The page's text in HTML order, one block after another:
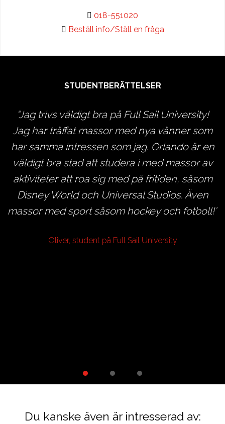
018-551020
Beställ info/Ställ en fråga
STUDENTBERÄTTELSER
Jag trivs väldigt bra på Full Sail University!
Jag har träffat massor med nya vänner som
har samma intressen som jag. Orlando är en
väldigt bra stad att studera i med massor av
aktiviteter att roa sig med på fritiden, såsom
Disney World och Universal Studios. Även
massor med sport såsom hockey och fotboll!
Oliver, student på Full Sail University
Du kanske även är intresserad av: